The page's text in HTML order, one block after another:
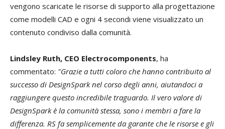
vengono scaricate le risorse di supporto alla progettazione
come modelli CAD e ogni 4 secondi viene visualizzato un
contenuto condiviso dalla comunità.
Lindsley Ruth, CEO Electrocomponents, ha
commentato: "Grazie a tutti coloro che hanno contribuito al
successo di DesignSpark nel corso degli anni, aiutandoci a
raggiungere questo incredibile traguardo. Il vero valore di
DesignSpark è la comunità stessa, sono i membri a fare la
differenza. RS fa semplicemente da garante che le risorse e gli